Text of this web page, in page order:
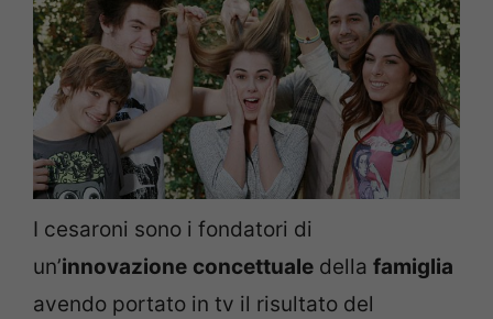
I cesaroni sono i fondatori di
un’innovazione concettuale della famiglia
avendo portato in tv il risultato del